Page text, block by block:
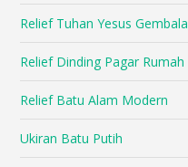
Relief Tuhan Yesus Gembala
Relief Dinding Pagar Rumah
Relief Batu Alam Modern
Ukiran Batu Putih